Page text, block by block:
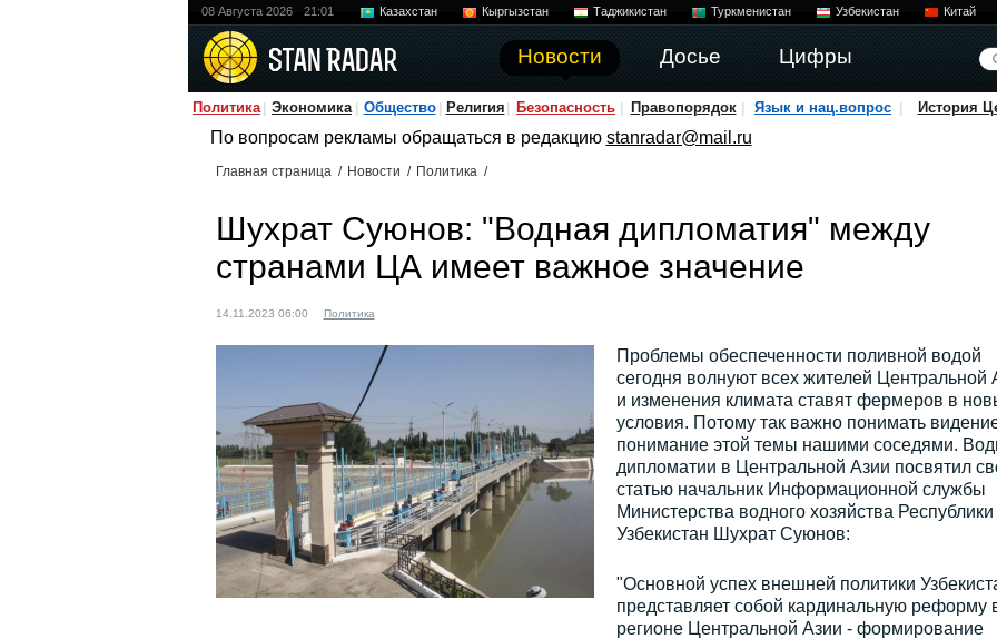
08 Августа 2026 21:01 Казахстан Кыргызстан Таджикистан Туркменистан Узбекистан Китай
Новости Досье Цифры
Политика Экономика Общество Религия Безопасность Правопорядок Язык и нац.вопрос История
По вопросам рекламы обращаться в редакцию stanradar@mail.ru
Главная страница / Новости / Политика /
Шухрат Суюнов: "Водная дипломатия" между
странами ЦА имеет важное значение
14.11.2023 06:00 Политика
Проблемы обеспеченности поливной водой
сегодня волнуют всех жителей Центральной
и изменения климата ставят фермеров в
условия. Потому так важно понимать
понимание этой темы нашими соседями.
дипломатии в Центральной Азии посвятил
статью начальник Информационной службы
Министерства водного хозяйства Республики
Узбекистан Шухрат Суюнов:
"Основной успех внешней политики
представляет собой кардинальную реформу
регионе Центральной Азии - формирование